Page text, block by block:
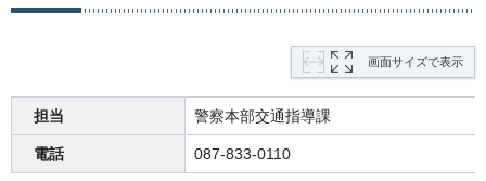
画面サイズで表示
担当 警察本部交通指導課
電話 087-833-0110